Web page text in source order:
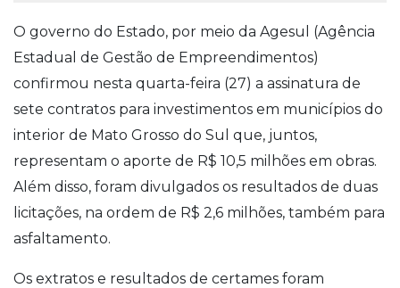
O governo do Estado, por meio da Agesul (Agência
Estadual de Gestão de Empreendimentos)
confirmou nesta quarta-feira (27) a assinatura de
sete contratos para investimentos em municípios do
interior de Mato Grosso do Sul que, juntos,
representam o aporte de R$ 10,5 milhões em obras.
Além disso, foram divulgados os resultados de duas
licitações, na ordem de R$ 2,6 milhões, também para
asfaltamento.
Os extratos e resultados de certames foram